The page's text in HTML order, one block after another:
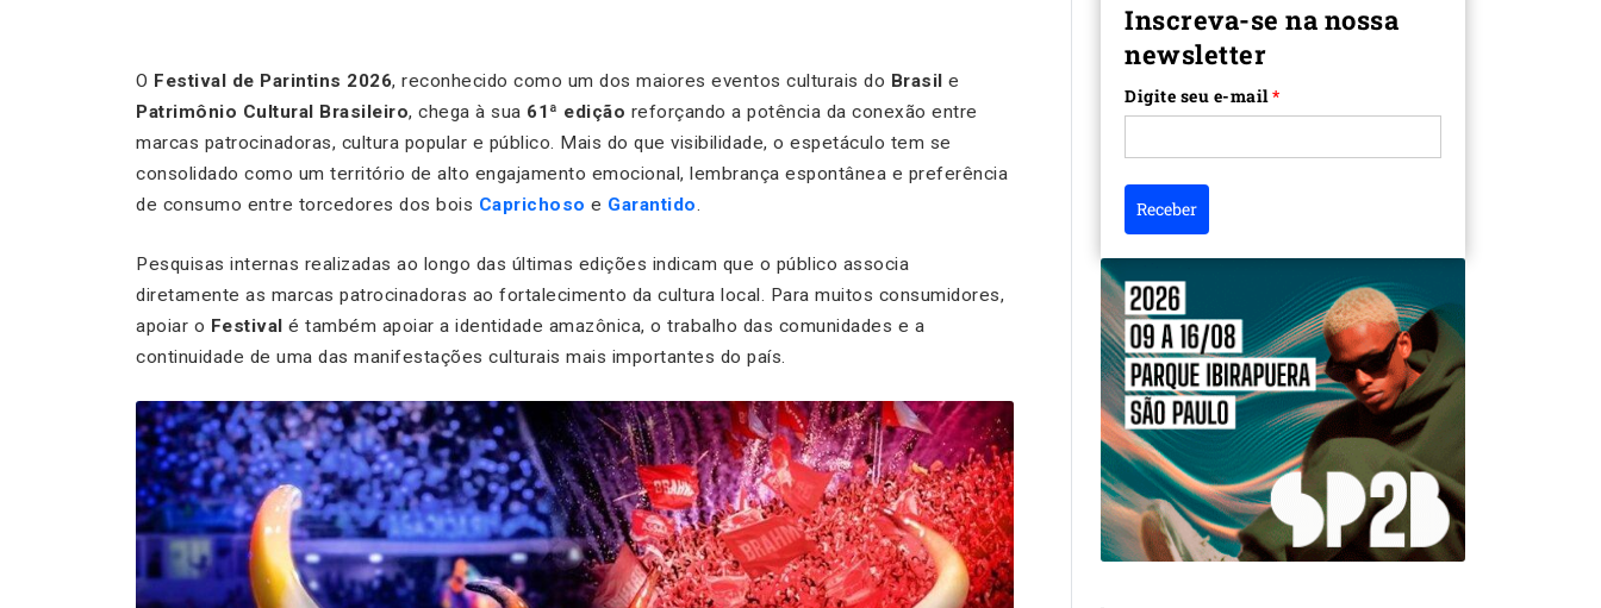
O Festival de Parintins 2026, reconhecido como um dos maiores eventos culturais do Brasil e
Patrimônio Cultural Brasileiro, chega à sua 61ª edição reforçando a potência da conexão entre
marcas patrocinadoras, cultura popular e público. Mais do que visibilidade, o espetáculo tem se
consolidado como um território de alto engajamento emocional, lembrança espontânea e preferência
de consumo entre torcedores dos bois Caprichoso e Garantido.
Pesquisas internas realizadas ao longo das últimas edições indicam que o público associa
diretamente as marcas patrocinadoras ao fortalecimento da cultura local. Para muitos consumidores,
apoiar o Festival é também apoiar a identidade amazônica, o trabalho das comunidades e a
continuidade de uma das manifestações culturais mais importantes do país.
Inscreva-se na nossa
newsletter
Digite seu e-mail*
Receber